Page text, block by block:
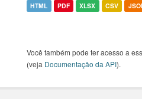
HTML PDF XLSX CSV
Você também pode ter acesso a
(veja Documentação da API).